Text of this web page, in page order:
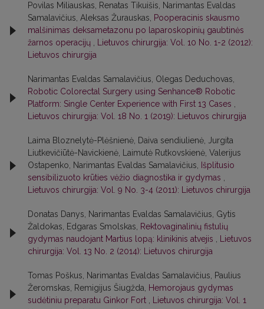
Povilas Miliauskas, Renatas Tikuišis, Narimantas Evaldas
Samalavičius, Aleksas Žurauskas,
Pooperacinis skausmo
malšinimas deksametazonu po laparoskopinių gaubtinės
žarnos operacijų
Lietuvos chirurgija: Vol. 10 No. 1-2 (2012):
Lietuvos chirurgija
Narimantas Evaldas Samalavičius, Olegas Deduchovas,
Robotic Colorectal Surgery using Senhance® Robotic
Platform: Single Center Experience with First 13 Cases
Lietuvos chirurgija: Vol. 18 No. 1 (2019): Lietuvos chirurgija
Laima Bloznelytė-Plėšnienė, Daiva sendiulienė, Jurgita
Liutkevičiūtė-Navickienė, Laimutė Rutkovskienė, Valerijus
Ostapenko, Narimantas Evaldas Samalavičius,
Išplitusio
sensibilizuoto krūties vėžio diagnostika ir gydymas
Lietuvos chirurgija: Vol. 9 No. 3-4 (2011): Lietuvos chirurgija
Donatas Danys, Narimantas Evaldas Samalavičius, Gytis
Žaldokas, Edgaras Smolskas,
Rektovaginalinių fistulių
gydymas naudojant Martius lopą: klinikinis atvejis
Lietuvos
chirurgija: Vol. 13 No. 2 (2014): Lietuvos chirurgija
Tomas Poškus, Narimantas Evaldas Samalavičius, Paulius
Žeromskas, Remigijus Šiugžda,
Hemorojaus gydymas
sudėtiniu preparatu Ginkor Fort
Lietuvos chirurgija: Vol. 1